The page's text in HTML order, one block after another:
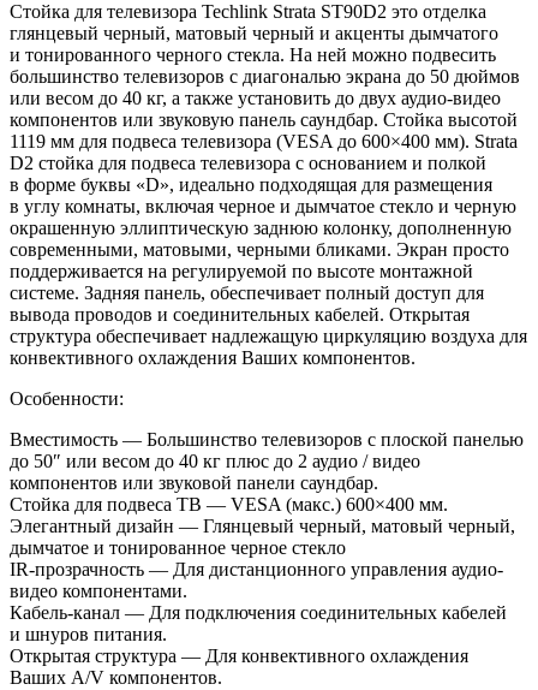
Стойка для телевизора Techlink Strata ST90D2 это отделка
глянцевый черный, матовый черный и акценты дымчатого
и тонированного черного стекла. На ней можно подвесить
большинство телевизоров с диагональю экрана до 50 дюймов
или весом до 40 кг, а также установить до двух аудио-видео
компонентов или звуковую панель саундбар. Стойка высотой
1119 мм для подвеса телевизора (VESA до 600×400 мм). Strata
D2 стойка для подвеса телевизора с основанием и полкой
в форме буквы «D», идеально подходящая для размещения
в углу комнаты, включая черное и дымчатое стекло и черную
окрашенную эллиптическую заднюю колонку, дополненную
современными, матовыми, черными бликами. Экран просто
поддерживается на регулируемой по высоте монтажной
системе. Задняя панель, обеспечивает полный доступ для
вывода проводов и соединительных кабелей. Открытая
структура обеспечивает надлежащую циркуляцию воздуха для
конвективного охлаждения Ваших компонентов.
Особенности:
Вместимость — Большинство телевизоров с плоской панелью
до 50″ или весом до 40 кг плюс до 2 аудио / видео
компонентов или звуковой панели саундбар.
Стойка для подвеса ТВ — VESA (макс.) 600×400 мм.
Элегантный дизайн — Глянцевый черный, матовый черный,
дымчатое и тонированное черное стекло
IR-прозрачность — Для дистанционного управления аудио-
видео компонентами.
Кабель-канал — Для подключения соединительных кабелей
и шнуров питания.
Открытая структура — Для конвективного охлаждения
Ваших A/V компонентов.